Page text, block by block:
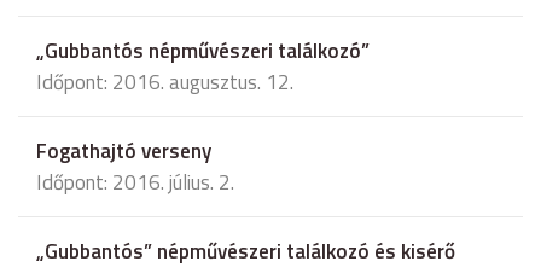
„Gubbantós népművészeri találkozó”
Időpont: 2016. augusztus. 12.
Fogathajtó verseny
Időpont: 2016. július. 2.
„Gubbantós” népművészeri találkozó és kisérő